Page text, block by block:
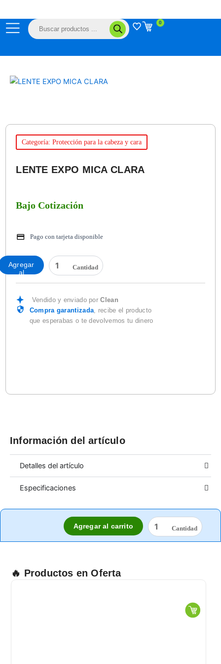
al
contenido
Búsqueda
de
0
Categoría: Protección para la cabeza y cara
LENTE EXPO MICA CLARA
Bajo Cotización
Pago con tarjeta disponible
LENTE
EXPO
cantidad
Agregar
al
Vendido y enviado porClean
Compra garantizada, recibe el producto
que esperabas o te devolvemos tu dinero
Información del artículo
Detalles del artículo
Especificaciones
LENTE
EXPO
MICA
Agregar al carrito
🔥 Productos en Oferta